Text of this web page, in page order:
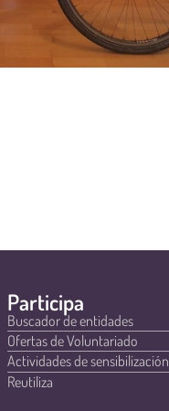
Participa
Buscador de entidades
Ofertas de Voluntariado
Actividades de sensibilización
Reutiliza